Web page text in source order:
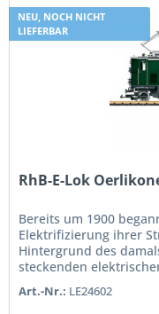
NEU, NOCH NICHT
LIEFERBAR
RhB-E-Lok
Bereits um 1900
Elektrifizierung ihrer
Hintergrund des
steckenden
Art.-Nr.: LE24602